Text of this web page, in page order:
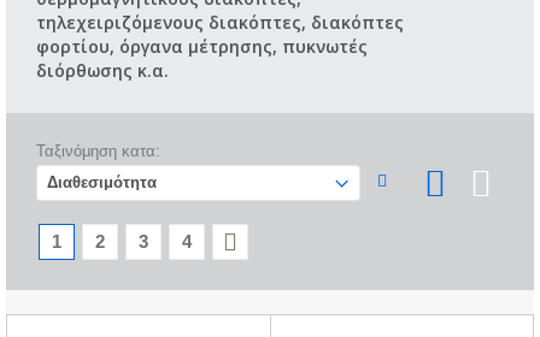
τηλεχειριζόμενους διακόπτες, διακόπτες
φορτίου, όργανα μέτρησης, πυκνωτές
διόρθωσης κ.α.
Ταξινόμηση κατα:
1 2 3 4